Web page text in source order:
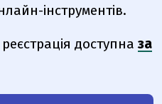
інструментів.
доступна за